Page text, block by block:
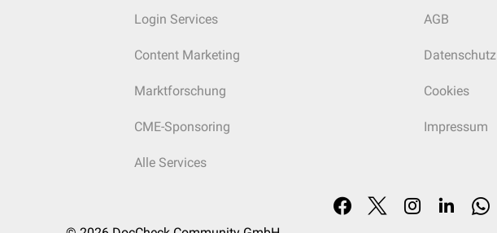
Login Services
Content Marketing
Marktforschung
CME-Sponsoring
Alle Services
AGB
Datenschutz
Cookies
Impressum